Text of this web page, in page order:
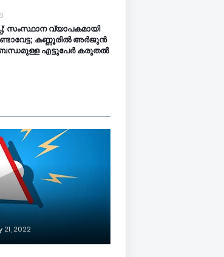
സംസ്ഥാന വ്യാപകമായി
കണ്ണൂരിൽ അർജുൻ
എട്ടുപേർ കരുതൽ
21, 2022